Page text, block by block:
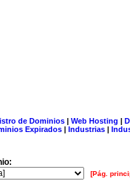
de Dominios| Web Hosting |
Expirados | Industrias |
[Pág.